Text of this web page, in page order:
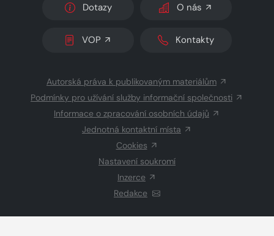
Dotazy O nás
VOP Kontakty
Autorská práva k publikovaným materiálům
Podmínky pro užívání služby informační společnosti
Informace o zpracování osobních údajů
Jednotná kontaktní místa
Cookies
Nastavení soukromí
Inzerce
Redakce